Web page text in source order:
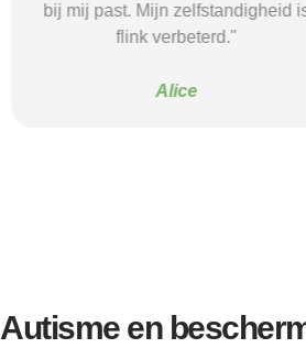
bij mij past. Mijn zelfstandigheid
flink verbeterd."
Alice
Autisme en